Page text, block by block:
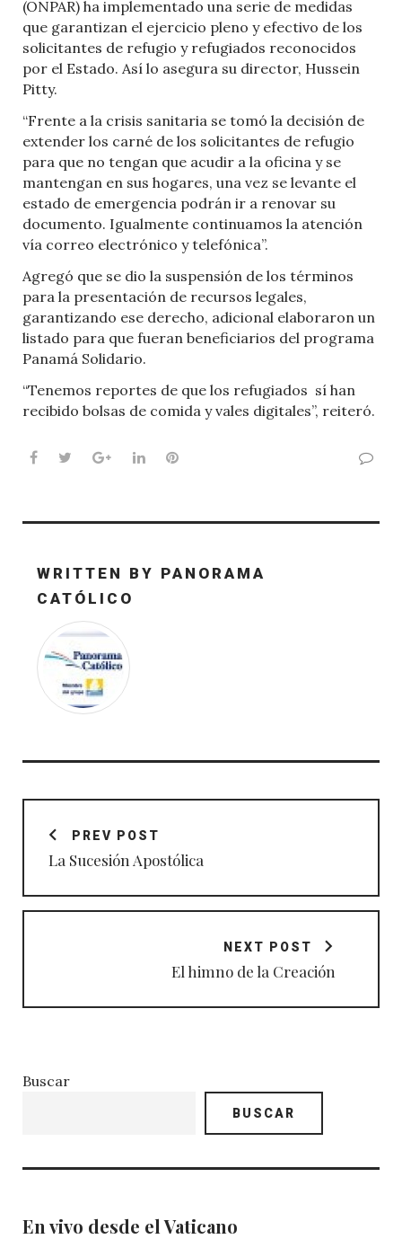
(ONPAR) ha implementado una serie de medidas
que garantizan el ejercicio pleno y efectivo de los
solicitantes de refugio y refugiados reconocidos
por el Estado. Así lo asegura su director, Hussein
Pitty.
“Frente a la crisis sanitaria se tomó la decisión de
extender los carné de los solicitantes de refugio
para que no tengan que acudir a la oficina y se
mantengan en sus hogares, una vez se levante el
estado de emergencia podrán ir a renovar su
documento. Igualmente continuamos la atención
vía correo electrónico y telefónica”.
Agregó que se dio la suspensión de los términos
para la presentación de recursos legales,
garantizando ese derecho, adicional elaboraron un
listado para que fueran beneficiarios del programa
Panamá Solidario.
“Tenemos reportes de que los refugiados sí han
recibido bolsas de comida y vales digitales”, reiteró.
Facebook
TwitterGoogle+LinkedInPinterest
WRITTEN BY PANORAMA
CATÓLICO
Navegación
entradasPREV POST
La Sucesión Apostólica
NEXT POST
El himno de la Creación
Buscar
BUSCAR
En vivo desde el Vaticano